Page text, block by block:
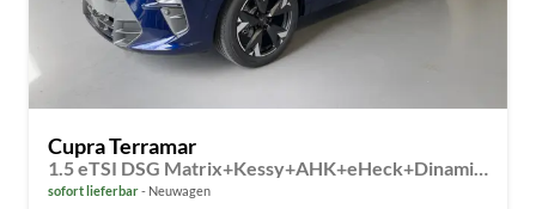
Cupra Terramar
1.5 eTSI DSG Matrix+Kessy+AHK+eHeck+Dinamica+CarPlay+eHeck+GV5
sofort lieferbar Neuwagen